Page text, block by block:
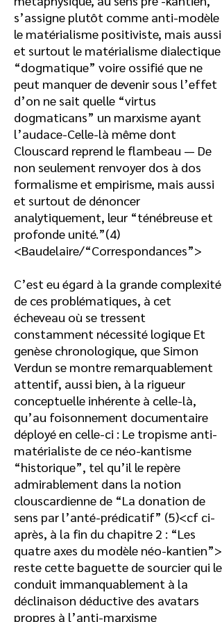
s’assigne plutôt comme anti-modèle
le matérialisme positiviste, mais aussi
et surtout le matérialisme dialectique
“dogmatique” voire ossifié que ne
peut manquer de devenir sous l’effet
d’on ne sait quelle “virtus
dogmaticans” un marxisme ayant
l’audace-Celle-là même dont
Clouscard reprend le flambeau — De
non seulement renvoyer dos à dos
formalisme et empirisme, mais aussi
et surtout de dénoncer
analytiquement, leur “ténébreuse et
profonde unité.”(4)
<Baudelaire/“Correspondances”>
C’est eu égard à la grande complexité
de ces problématiques, à cet
écheveau où se tressent
constamment nécessité logique Et
genèse chronologique, que Simon
Verdun se montre remarquablement
attentif, aussi bien, à la rigueur
conceptuelle inhérente à celle-là,
qu’au foisonnement documentaire
déployé en celle-ci : Le tropisme anti-
matérialiste de ce néo-kantisme
“historique”, tel qu’il le repère
admirablement dans la notion
clouscardienne de “La donation de
sens par l’anté-prédicatif” (5)<cf ci-
après, à la fin du chapitre 2 : “Les
quatre axes du modèle néo-kantien”>
reste cette baguette de sourcier qui le
conduit immanquablement à la
déclinaison déductive des avatars
propres à l’anti-marxisme